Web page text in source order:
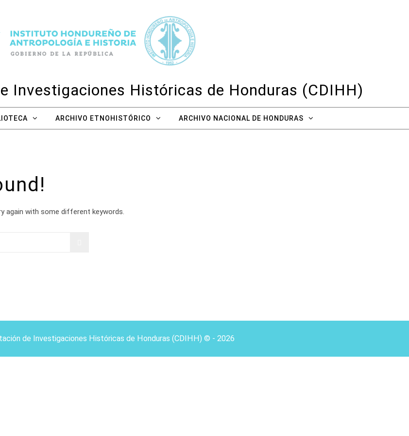
Investigaciones Históricas de Honduras (CDIHH)
ARCHIVO ETNOHISTÓRICO ARCHIVO NACIONAL DE HONDURAS
again with some different keywords.
de Investigaciones Históricas de Honduras (CDIHH) © - 2026